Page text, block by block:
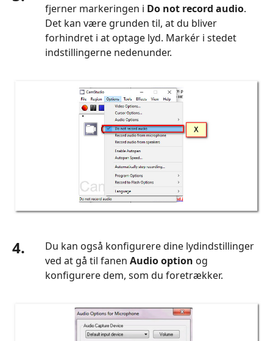
fjerner markeringen i Do not record audio.
Det kan være grunden til, at du bliver
forhindret i at optage lyd. Markér i stedet
indstillingerne nedenunder.
4.
Du kan også konfigurere dine lydindstillinger
ved at gå til fanen Audio option og
konfigurere dem, som du foretrækker.